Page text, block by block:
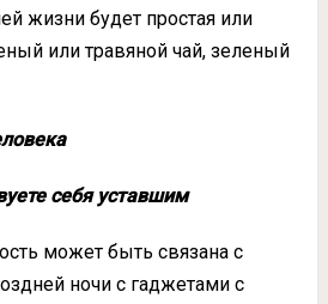
жизни будет простая или
или травяной чай, зеленый
себя уставшим
может быть связана с
ночи с гаджетами с